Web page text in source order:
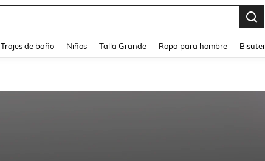
Trajes de baño Niños Talla Grande Ropa para hombre